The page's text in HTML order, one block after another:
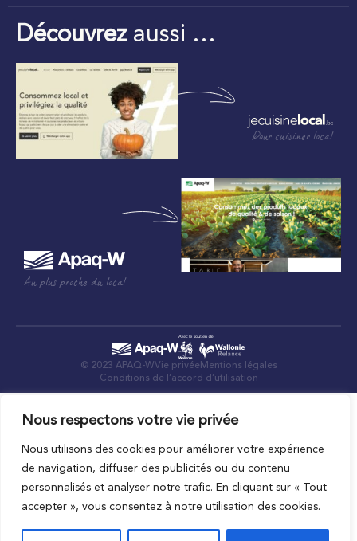
Nous respectons votre vie privée
Nous utilisons des cookies pour améliorer votre expérience
de navigation, diffuser des publicités ou du contenu
personnalisés et analyser notre trafic. En cliquant sur « Tout
accepter », vous consentez à notre utilisation des cookies.
Découvrezaussi …
Pour cuisiner local
Au plus proche du local
© 2023 APAQ-WVie privée Mentions légales
Conditions de l’accord d’utilisation